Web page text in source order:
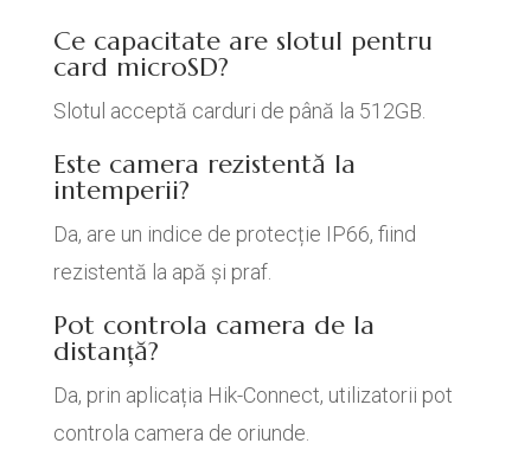
Ce capacitate are slotul pentru
card microSD?
Slotul acceptă carduri de până la 512GB.
Este camera rezistentă la
intemperii?
Da, are un indice de protecție IP66, fiind
rezistentă la apă și praf.
Pot controla camera de la
distanță?
Da, prin aplicația Hik-Connect, utilizatorii pot
controla camera de oriunde.